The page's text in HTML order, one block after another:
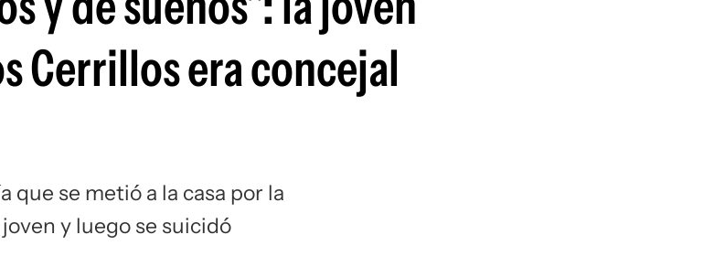
Cerrillos era concejal
que se metió a la casa por la
y luego se suicidó